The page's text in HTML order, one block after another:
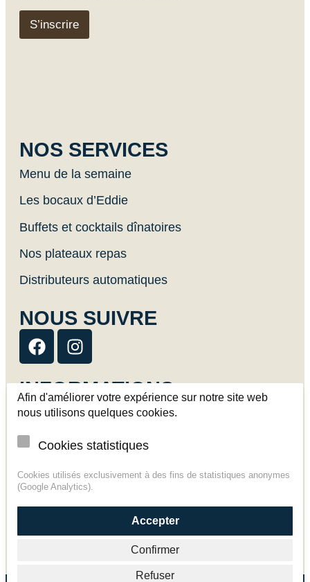
S’inscrire
NOS SERVICES
Menu de la semaine
Les bocaux d’Eddie
Buffets et cocktails dînatoires
Nos plateaux repas
Distributeurs automatiques
NOUS SUIVRE
INFORMATIONS
Livraison
Contact
Mentions légales
Politique de confidentialité
Afin d'améliorer votre expérience sur notre site web
nous utilisons quelques cookies.
Cookies statistiques
Cookies utilisés exclusivement à des fins de statistiques anonymes
(Google Analytics).
Accepter
Confirmer
Refuser